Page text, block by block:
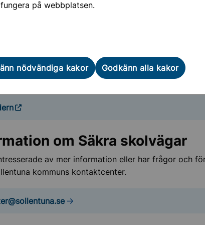
på webbplatsen.
nödvändiga kakor Godkänn alla kakor
som läromedel
för barn. Materialet är framtaget för att
ska vara roligt, intressant och utvecklande.
om Säkra skolvägar
av mer information eller har frågor och
kommuns kontaktcenter.